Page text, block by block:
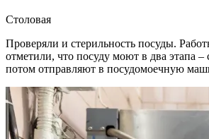
Столовая
Проверяли и стерильность посуды.
отметили, что посуду моют в два этапа –
потом отправляют в посудомоечную